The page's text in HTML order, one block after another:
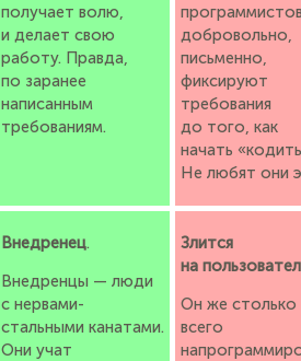
получает волю,
и делает свою
работу. Правда,
по заранее
написанным
требованиям.
добровольно,
письменно,
фиксируют
требования
до того, как
начать
Не любят они
Внедренец.
Внедренцы — люди
с нервами-
стальными канатами.
Они учат
Злится
на
Он же столько
всего